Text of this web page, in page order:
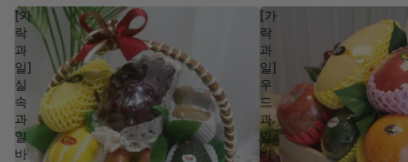
[가
락
과
일]
실
속
과
일
바
[가
락
과
일]
우
드
과
일
바